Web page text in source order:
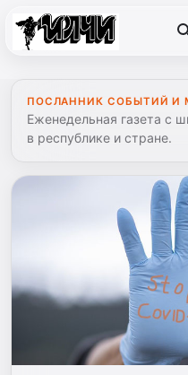
ПОСЛАННИК СОБЫТИЙ И
Еженедельная газета с
в республике и стране.